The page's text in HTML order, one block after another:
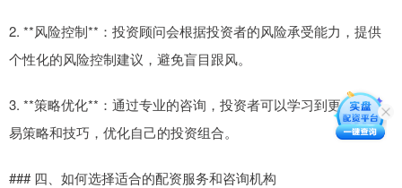
2. **风险控制**：投资顾问会根据投资者的风险承受能力，提供
个性化的风险控制建议，避免盲目跟风。
3. **策略优化**：通过专业的咨询，投资者可以学习到更多的交
易策略和技巧，优化自己的投资组合。
### 四、如何选择适合的配资服务和咨询机构